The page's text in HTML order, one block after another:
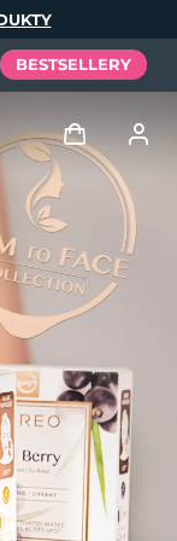
BESTSELLERY
Zaloguj
użytkownika
urządzenia
zamówienia
Moje adresy
subskrypcje
中文